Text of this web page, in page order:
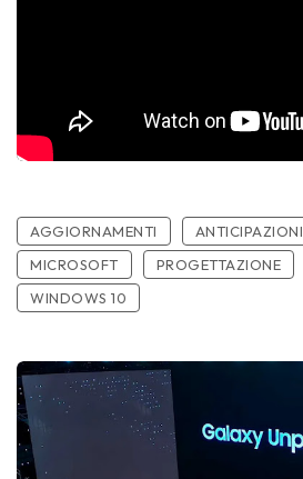
AGGIORNAMENTI ANTICIPAZIONI
MICROSOFT
PROGETTAZIONE
WINDOWS 10